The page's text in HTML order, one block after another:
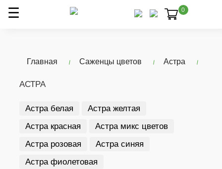
0
Главная Саженцы цветов Астра
АСТРА
Астра белая
Астра желтая
Астра красная
Астра микс цветов
Астра розовая
Астра синяя
Астра фиолетовая